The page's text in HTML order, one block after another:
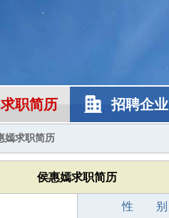
求职简历 招聘企业
嫣求职简历
侯惠嫣求职简历
性 别